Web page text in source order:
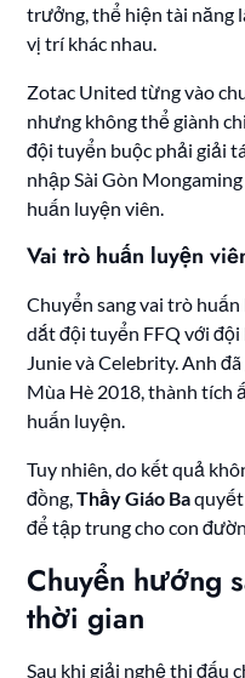
trưởng, thể hiện tài năng
vị trí khác nhau.
Zotac United từng vào
nhưng không thể giành
đội tuyển buộc phải giải
nhập Sài Gòn
huấn luyện viên.
Vai trò huấn luyện
Chuyển sang vai trò
dắt đội tuyển FFQ với đội
Junie và Celebrity. Anh
Mùa Hè 2018, thành tích
huấn luyện.
Tuy nhiên, do kết quả
đồng,Thầy Giáo Baquyết
để tập trung cho con
Chuyển hướng
thời gian
Sau khi giải nghệ thi đấu